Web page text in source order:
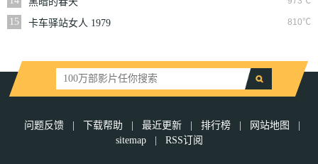
15
810℃
卡车驿站女人 1979
问题反馈 下载帮助 最近更新 排行榜 网站地图
sitemap
RSS订阅